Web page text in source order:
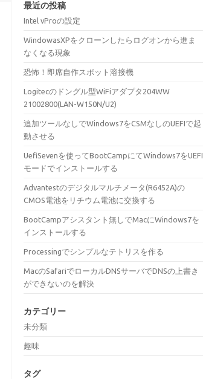
最近の投稿
Intel vProの設定
WindowasXPをクローンしたらログオンから進ま
なくなる現象
恐怖！即席自作スポット溶接機
Logitecのドングル型WiFiアダプタ204WW
21002800(LAN-W150N/U2)
追加ツールなしでWindows7をCSMなしのUEFIで起
動させる
UefiSevenを使ってBootCampにてWindows7をUEFI
モードでインストールする
Advantestのデジタルマルチメータ(R6452A)の
CMOS電池をリチウム電池に交換する
BootCampアシスタント無しでMacにWindows7を
インストールする
Processingでシンプルなテトリスを作る
MacのSafariでローカルDNSサーバでDNSの上書き
ができないのを解決
カテゴリー
未分類
趣味
タグ